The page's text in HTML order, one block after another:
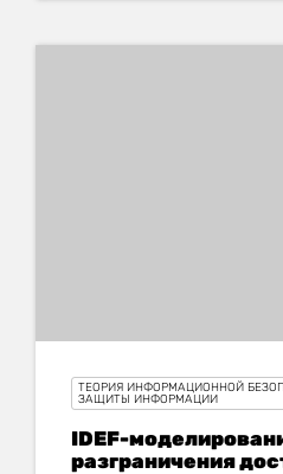
ТЕОРИЯ ИНФОРМАЦИОННОЙ
ЗАЩИТЫ ИНФОРМАЦИИ
IDEF-
разграничения